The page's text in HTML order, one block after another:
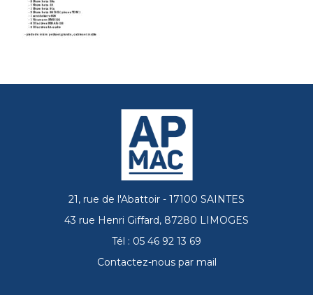
21, rue de l'Abattoir - 17100 SAINTES
43 rue Henri Giffard, 87280 LIMOGES
Tél : 05 46 92 13 69
Contactez-nous par mail